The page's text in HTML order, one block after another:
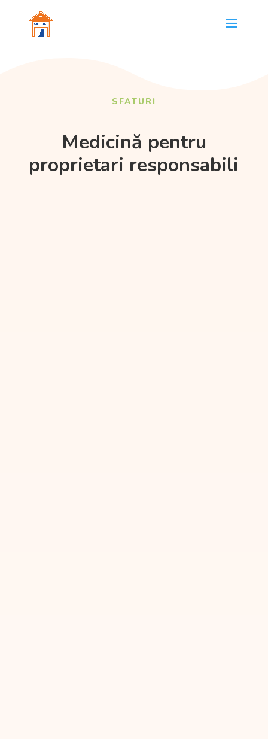
SFATURI
Medicină pentru
proprietari responsabili